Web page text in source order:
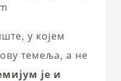
у којем
темеља, а не
је и